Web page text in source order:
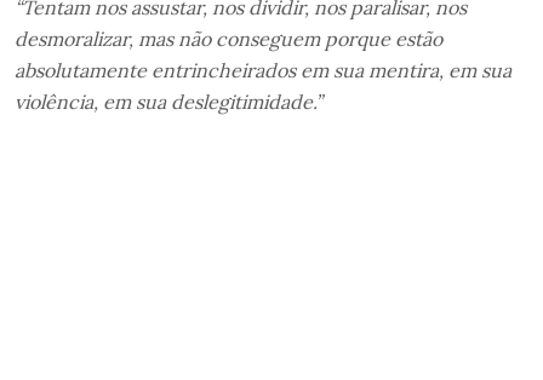
“Tentam nos assustar, nos dividir, nos paralisar, nos
desmoralizar, mas não conseguem porque estão
absolutamente entrincheirados em sua mentira, em sua
violência, em sua deslegitimidade.”